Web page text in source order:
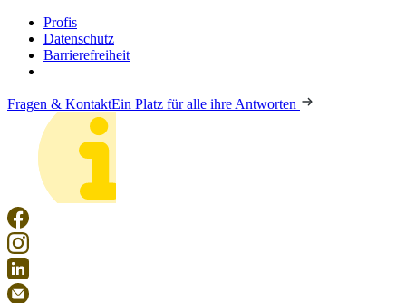
Profis
Datenschutz
Barrierefreiheit
Fragen & KontaktEin Platz für alle ihre Antworten